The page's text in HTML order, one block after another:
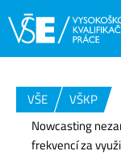
VŠE
VŠKP
Nowcasting
frekvencí za